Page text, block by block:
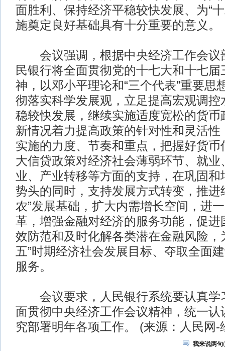
面胜利、保持经济平稳较快发展、为“
施奠定良好基础具有十分重要的意义。
会议强调，根据中央经济工作会议
民银行将全面贯彻党的十七大和十七
神，以邓小平理论和“三个代表”重要思
彻落实科学发展观，立足提高宏观调控
稳较快发展，继续实施适度宽松的货币
新情况着力提高政策的针对性和灵活性
实施的力度、节奏和重点，把握好货币
大信贷政策对经济社会薄弱环节、就业
业、产业转移等方面的支持，在巩固和
势头的同时，支持发展方式转变，推进
农”发展基础，扩大内需增长空间，进
革，增强金融对经济的服务功能，促进
效防范和及时化解各类潜在金融风险，
五”时期经济社会发展目标、夺取全面
服务。
会议要求，人民银行系统要认真学
面贯彻中央经济工作会议精神，统一认
究部署明年各项工作。 (来源：人民网-
我来说两句(